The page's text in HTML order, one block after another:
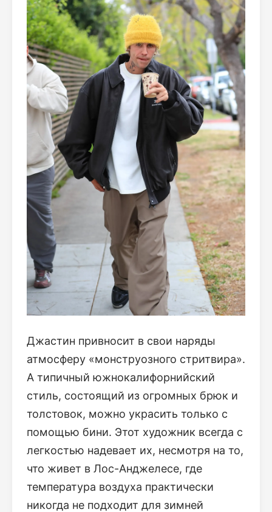
Джастин привносит в свои наряды
атмосферу «монструозного стритвира».
А типичный южнокалифорнийский
стиль, состоящий из огромных брюк и
толстовок, можно украсить только с
помощью бини. Этот художник всегда с
легкостью надевает их, несмотря на то,
что живет в Лос-Анджелесе, где
температура воздуха практически
никогда не подходит для зимней